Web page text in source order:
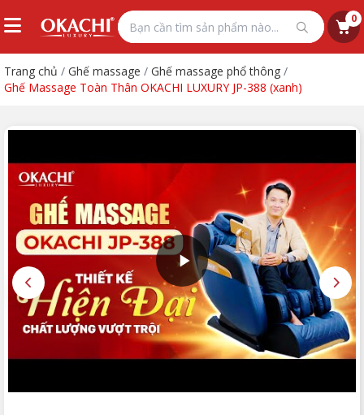
0
Trang chủ / Ghế massage / Ghế massage phổ thông /
Ghế Massage Toàn Thân OKACHI LUXURY JP-388 (xanh)